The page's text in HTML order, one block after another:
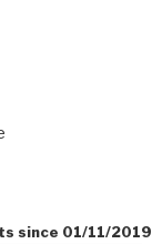
since 01/11/2019